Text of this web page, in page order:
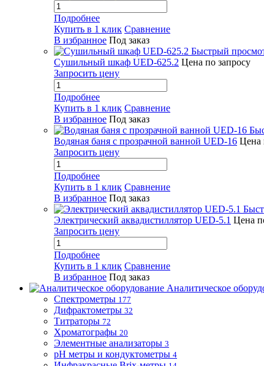
Подробнее
Купить в 1 клик Сравнение
В избранное Под заказ
Быстрый
Сушильный шкаф UED-625.2 Цена по запросу
Запросить цену
Подробнее
Купить в 1 клик Сравнение
В избранное Под заказ
Водяная баня с прозрачной ванной UED-16 Цена
Запросить цену
Подробнее
Купить в 1 клик Сравнение
В избранное Под заказ
Электрический аквадистиллятор UED-5.1 Цена
Запросить цену
Подробнее
Купить в 1 клик Сравнение
В избранное Под заказ
Аналитическое
Спектрометры 177
Дифрактометры 32
Титраторы 72
Хроматографы 20
Элементные анализаторы 3
pH метры и кондуктометры 4